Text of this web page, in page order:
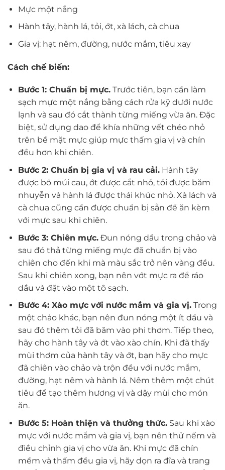
Mực một nắng
Hành tây, hành lá, tỏi, ớt, xà lách, cà chua
Gia vị: hạt nêm, đường, nước mắm, tiêu xay
Cách chế biến:
Bước 1: Chuẩn bị mực.Trước tiên, bạn cần làm
sạch mực một nắng bằng cách rửa kỹ dưới nước
lạnh và sau đó cắt thành từng miếng vừa ăn. Đặc
biệt, sử dụng dao để khía những vết chéo nhỏ
trên bề mặt mực giúp mực thấm gia vị và chín
đều hơn khi chiên.
Bước 2: Chuẩn bị gia vị và rau cải.Hành tây
được bổ múi cau, ớt được cắt nhỏ, tỏi được băm
nhuyễn và hành lá được thái khúc nhỏ. Xà lách và
cà chua cũng cần được chuẩn bị sẵn để ăn kèm
với mực sau khi chiên.
Bước 3: Chiên mực.Đun nóng dầu trong chảo và
sau đó thả từng miếng mực đã chuẩn bị vào
chiên cho đến khi mà màu sắc trở nên vàng đều.
Sau khi chiên xong, bạn nên vớt mực ra để ráo
dầu và đặt vào một tô sạch.
Bước 4: Xào mực với nước mắm và gia vị.Trong
một chảo khác, bạn nên đun nóng một ít dầu và
sau đó thêm tỏi đã băm vào phi thơm. Tiếp theo,
hãy cho hành tây và ớt vào xào chín. Khi đã thấy
mùi thơm của hành tây và ớt, bạn hãy cho mực
đã chiên vào chảo và trộn đều với nước mắm,
đường, hạt nêm và hành lá. Nêm thêm một chút
tiêu để tạo thêm hương vị và dậy mùi cho món
ăn.
Bước 5: Hoàn thiện và thưởng thức.Sau khi xào
mực với nước mắm và gia vị, bạn nên thử nếm và
điều chỉnh gia vị cho vừa ăn. Khi mực đã chín
mềm và thấm đều gia vị, hãy dọn ra đĩa và trang